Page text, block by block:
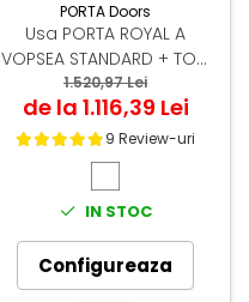
PORTA Doors
Usa PORTA ROYAL A
VOPSEA STANDARD + TOC
PORTA SYSTEM
1.520,97 Lei
de la 1.116,39 Lei
9 Review-uri
IN STOC
Configureaza